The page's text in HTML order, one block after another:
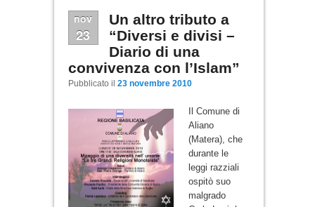
nov
23
Un altro tributo a
“Diversi e divisi –
Diario di una
convivenza con l’Islam”
Pubblicato il 23 novembre 2010
Il Comune di
Aliano
(Matera), che
durante le
leggi razziali
ospitò suo
malgrado